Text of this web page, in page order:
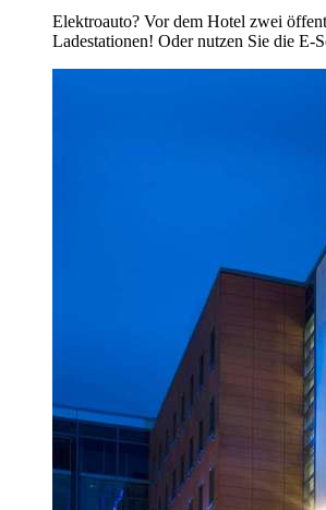
Elektroauto? Vor dem Hotel zwei
Ladestationen! Oder nutzen Sie die E-